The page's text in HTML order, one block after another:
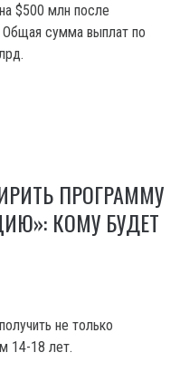
$500 млн после
Общая сумма выплат по
ПРОГРАММУ
КОМУ БУДЕТ
не только
14-18 лет.